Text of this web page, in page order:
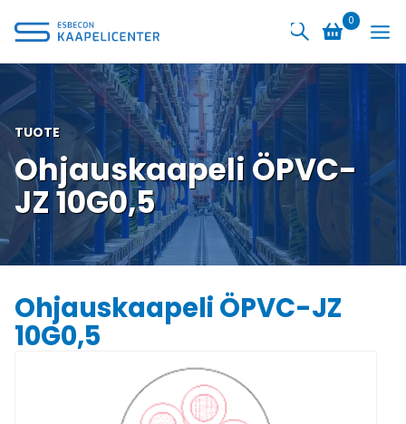
sisältöön
0
TUOTE
Ohjauskaapeli ÖPVC-
JZ 10G0,5
Ohjauskaapeli ÖPVC-JZ
10G0,5